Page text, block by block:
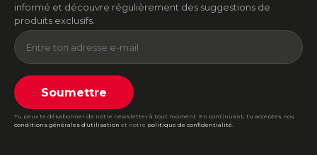
informé et découvre régulièrement des suggestions de
produits exclusifs.
Soumettre
Tu peux te désabonner de notre newsletter à tout moment. En continuant, tu acceptes nos
conditions générales d'utilisation et notre politique de confidentialité.